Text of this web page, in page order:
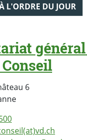
L'ORDRE DU JOUR
6
Suisse